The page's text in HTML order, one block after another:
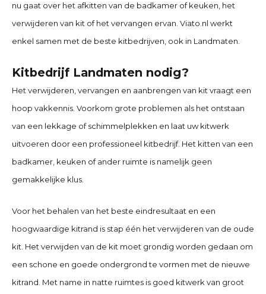
nu gaat over het afkitten van de badkamer of keuken, het
verwijderen van kit of het vervangen ervan. Viato.nl werkt
enkel samen met de beste kitbedrijven, ook in Landmaten
Kitbedrijf Landmaten nodig?
Het verwijderen, vervangen en aanbrengen van kit vraagt een
hoop vakkennis. Voorkom grote problemen als het ontstaan
van een lekkage of schimmelplekken en laat uw kitwerk
uitvoeren door een professioneel kitbedrijf. Het kitten van een
badkamer, keuken of ander ruimte is namelijk geen
gemakkelijke klus.
Voor het behalen van het beste eindresultaat en een
hoogwaardige kitrand is stap één het verwijderen van de oude
kit. Het verwijden van de kit moet grondig worden gedaan om
een schone en goede ondergrond te vormen met de nieuwe
kitrand. Met name in natte ruimtes is goed kitwerk van groot